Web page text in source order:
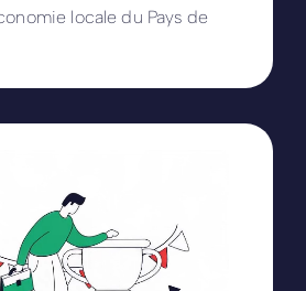
locale du Pays de